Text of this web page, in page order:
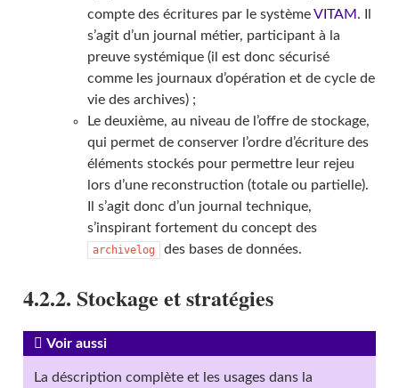
compte des écritures par le systèmeVITAM . Il
s’agit d’un journal métier, participant à la
preuve systémique (il est donc sécurisé
comme les journaux d’opération et de cycle de
vie des archives) ;
Le deuxième, au niveau de l’offre de stockage,
qui permet de conserver l’ordre d’écriture des
éléments stockés pour permettre leur rejeu
lors d’une reconstruction (totale ou partielle).
Il s’agit donc d’un journal technique,
s’inspirant fortement du concept des
archivelog des bases de données.
4.2.2. Stockage et stratégies
Voir aussi
La déscription complète et les usages dans la